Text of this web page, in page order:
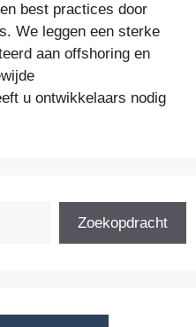
best practices door
We leggen een sterke
aan offshoring en
u ontwikkelaars nodig
Zoekopdracht